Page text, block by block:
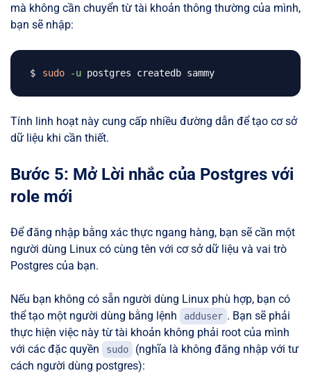
mà không cần chuyển từ tài khoản thông thường của mình,
bạn sẽ nhập:
sudo -u
Tính linh hoạt này cung cấp nhiều đường dẫn để tạo cơ sở
dữ liệu khi cần thiết.
Bước 5: Mở Lời nhắc của Postgres với
role mới
Để đăng nhập bằng xác thực ngang hàng, bạn sẽ cần một
người dùng Linux có cùng tên với cơ sở dữ liệu và vai trò
Postgres của bạn.
Nếu bạn không có sẵn người dùng Linux phù hợp, bạn có
thể tạo một người dùng bằng lệnh
adduser . Bạn sẽ phải
thực hiện việc này từ tài khoản không phải root của mình
với các đặc quyền
sudo
(nghĩa là không đăng nhập với tư
cách người dùng postgres):